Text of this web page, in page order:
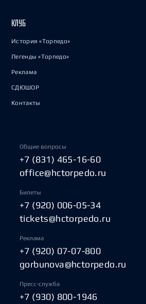
КЛУБ
История «Торпедо»
Легенды «Торпедо»
Реклама
СДЮШОР
Контакты
Общие вопросы
+7 (831) 465-16-60
office@hctorpedo.ru
Билеты
+7 (920) 006-05-34
tickets@hctorpedo.ru
Реклама
+7 (920) 07-07-800
gorbunova@hctorpedo.ru
Пресс-служба
+7 (930) 800-1946